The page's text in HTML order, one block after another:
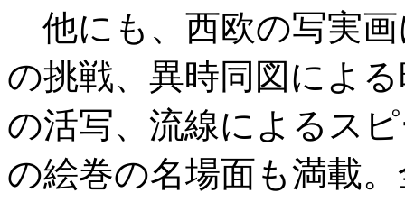
他にも、西欧の写実
の挑戦、異時同図によ
の活写、流線によるス
の絵巻の名場面も満載